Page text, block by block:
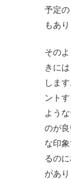
予定
もあり
その
きに
しま
ント
よう
のが
な印
るの
があ